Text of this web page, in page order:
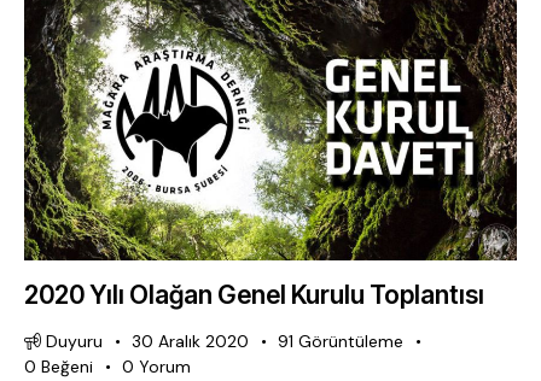
2020 Yılı Olağan Genel Kurulu Toplantısı
Duyuru 30 Aralık 2020 91 Görüntüleme
0 Beğeni 0 Yorum